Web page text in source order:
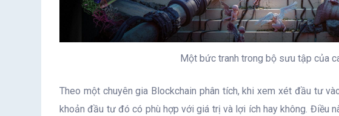
Một bức tranh trong bộ sưu tập của
Theo một chuyên gia Blockchain phân tích, khi xem xét đầu tư
khoản đầu tư đó có phù hợp với giá trị và lợi ích hay không. Điều